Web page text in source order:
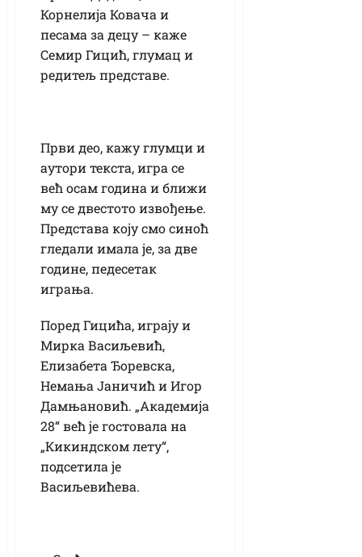
Корнелија Ковача и
песама за децу – каже
Семир Гицић, глумац и
редитељ представе.
Први део, кажу глумци и
аутори текста, игра се
већ осам година и ближи
му се двестото извођење.
Представа коју смо синоћ
гледали имала је, за две
године, педесетак
играња.
Поред Гицића, играју и
Мирка Васиљевић,
Елизабета Ђоревска,
Немања Јаничић и Игор
Дамњановић. „Академија
28“ већ је гостовала на
„Кикиндском лету“,
подсетила је
Васиљевићева.